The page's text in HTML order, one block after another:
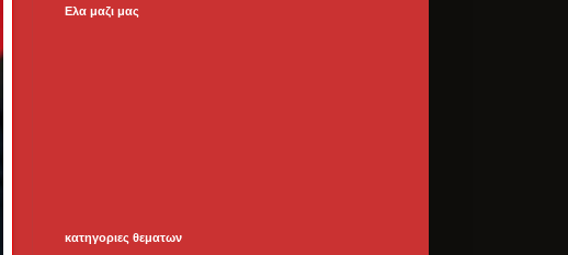
Ελα μαζι μας
κατηγοριες θεματων